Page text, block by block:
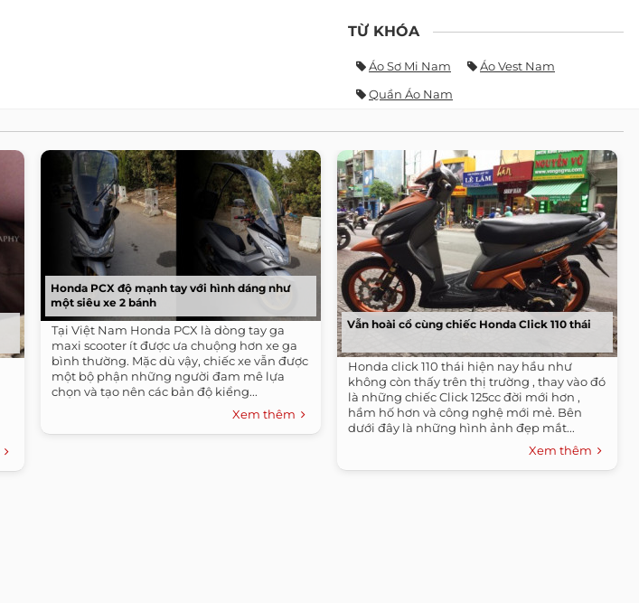
TỪ KHÓA
Áo Sơ Mi Nam
Áo Vest Nam
Quần Áo Nam
Honda PCX độ mạnh tay với hình dáng như
một siêu xe 2 bánh
Tại Việt Nam Honda PCX là dòng tay ga
maxi scooter ít được ưa chuộng hơn xe ga
bình thường. Mặc dù vậy, chiếc xe vẫn được
một bộ phận những người đam mê lựa
chọn và tạo nên các bản độ kiểng...
Xem thêm
Vẫn hoài cổ cùng chiếc Honda Click 110 thái
Honda click 110 thái hiện nay hầu như
không còn thấy trên thị trường , thay vào đó
là những chiếc Click 125cc đời mới hơn ,
hầm hố hơn và công nghệ mới mẻ. Bên
dưới đây là những hình ảnh đẹp mắt...
Xem thêm